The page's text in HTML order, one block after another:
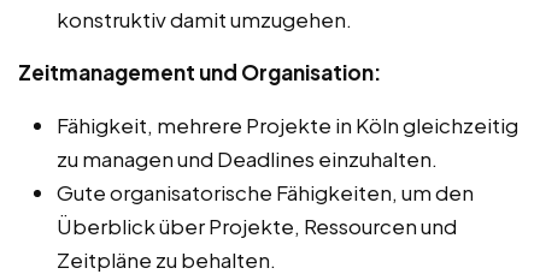
konstruktiv damit umzugehen.
Zeitmanagement und Organisation:
Fähigkeit, mehrere Projekte in Köln gleichzeitig
zu managen und Deadlines einzuhalten.
Gute organisatorische Fähigkeiten, um den
Überblick über Projekte, Ressourcen und
Zeitpläne zu behalten.